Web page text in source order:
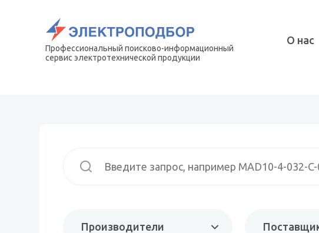
Профессиональный поисково-информационный
сервис электротехнической продукции
О нас
Производители